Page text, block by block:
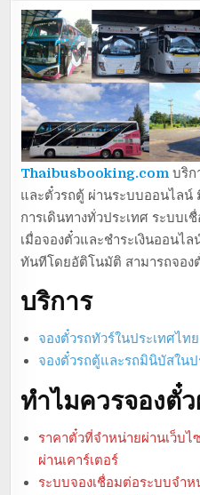
Thaibusbooking.com บริก
และตั๋วรถตู้ ผ่านระบบออนไลน์
การเดินทางทั่วประเทศ ระบบ
เมื่อจองตั๋วและชำระเงินออนไ
ทันทีโดยอัติโนมัติ สามารถจอง
บริการ
จองตั๋วรถทัวร์ในประเทศไทย
จองตั๋วรถตู้และรถมินิบัสในป
ทำไมควรจองตั๋ว
ราคาตั๋วที่จำหน่ายผ่านเว็บ
ผ่านเคาร์เตอร์
ระบบจองเชื่อมต่อระบบจำ